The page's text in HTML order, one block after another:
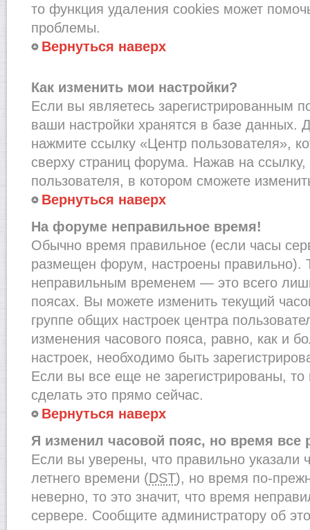
то функция удаления cookies может
проблемы.
Вернуться наверх
Как изменить мои настройки?
Если вы являетесь зарегистрированным
ваши настройки хранятся в базе данных.
нажмите ссылку «Центр пользователя»,
сверху страниц форума. Нажав на
пользователя, в котором сможете
Вернуться наверх
На форуме неправильное время!
Обычно время правильное (если часы
размещен форум, настроены правильно).
неправильным временем — это всего
поясах. Вы можете изменить текущий
группе общих настроек центра
изменения часового пояса, равно, как и
настроек, необходимо быть
Если вы все еще не зарегистрированы,
сделать это прямо сейчас.
Вернуться наверх
Я изменил часовой пояс, но время все
Если вы уверены, что правильно указали
летнего времени (DST), но время по-
неверно, то это значит, что время
сервере. Сообщите администратору об